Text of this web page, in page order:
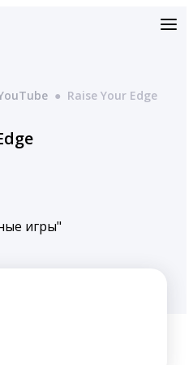
● Raise Your Edge
игры"